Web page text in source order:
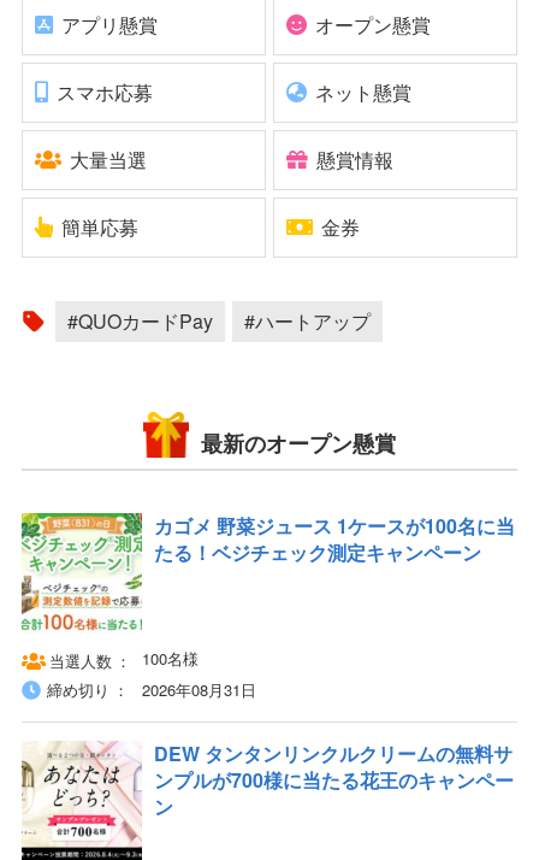
アプリ懸賞 オープン懸賞
スマホ応募 ネット懸賞
大量当選 懸賞情報
簡単応募 金券
#QUOカードPay #ハートアップ
最新のオープン懸賞
カゴメ 野菜ジュース 1ケースが100名に当
たる！ベジチェック測定キャンペーン
当選人数
100名様
締め切り
2026年08月31日
DEW タンタンリンクルクリームの無料サ
ンプルが700様に当たる花王のキャンペー
ン